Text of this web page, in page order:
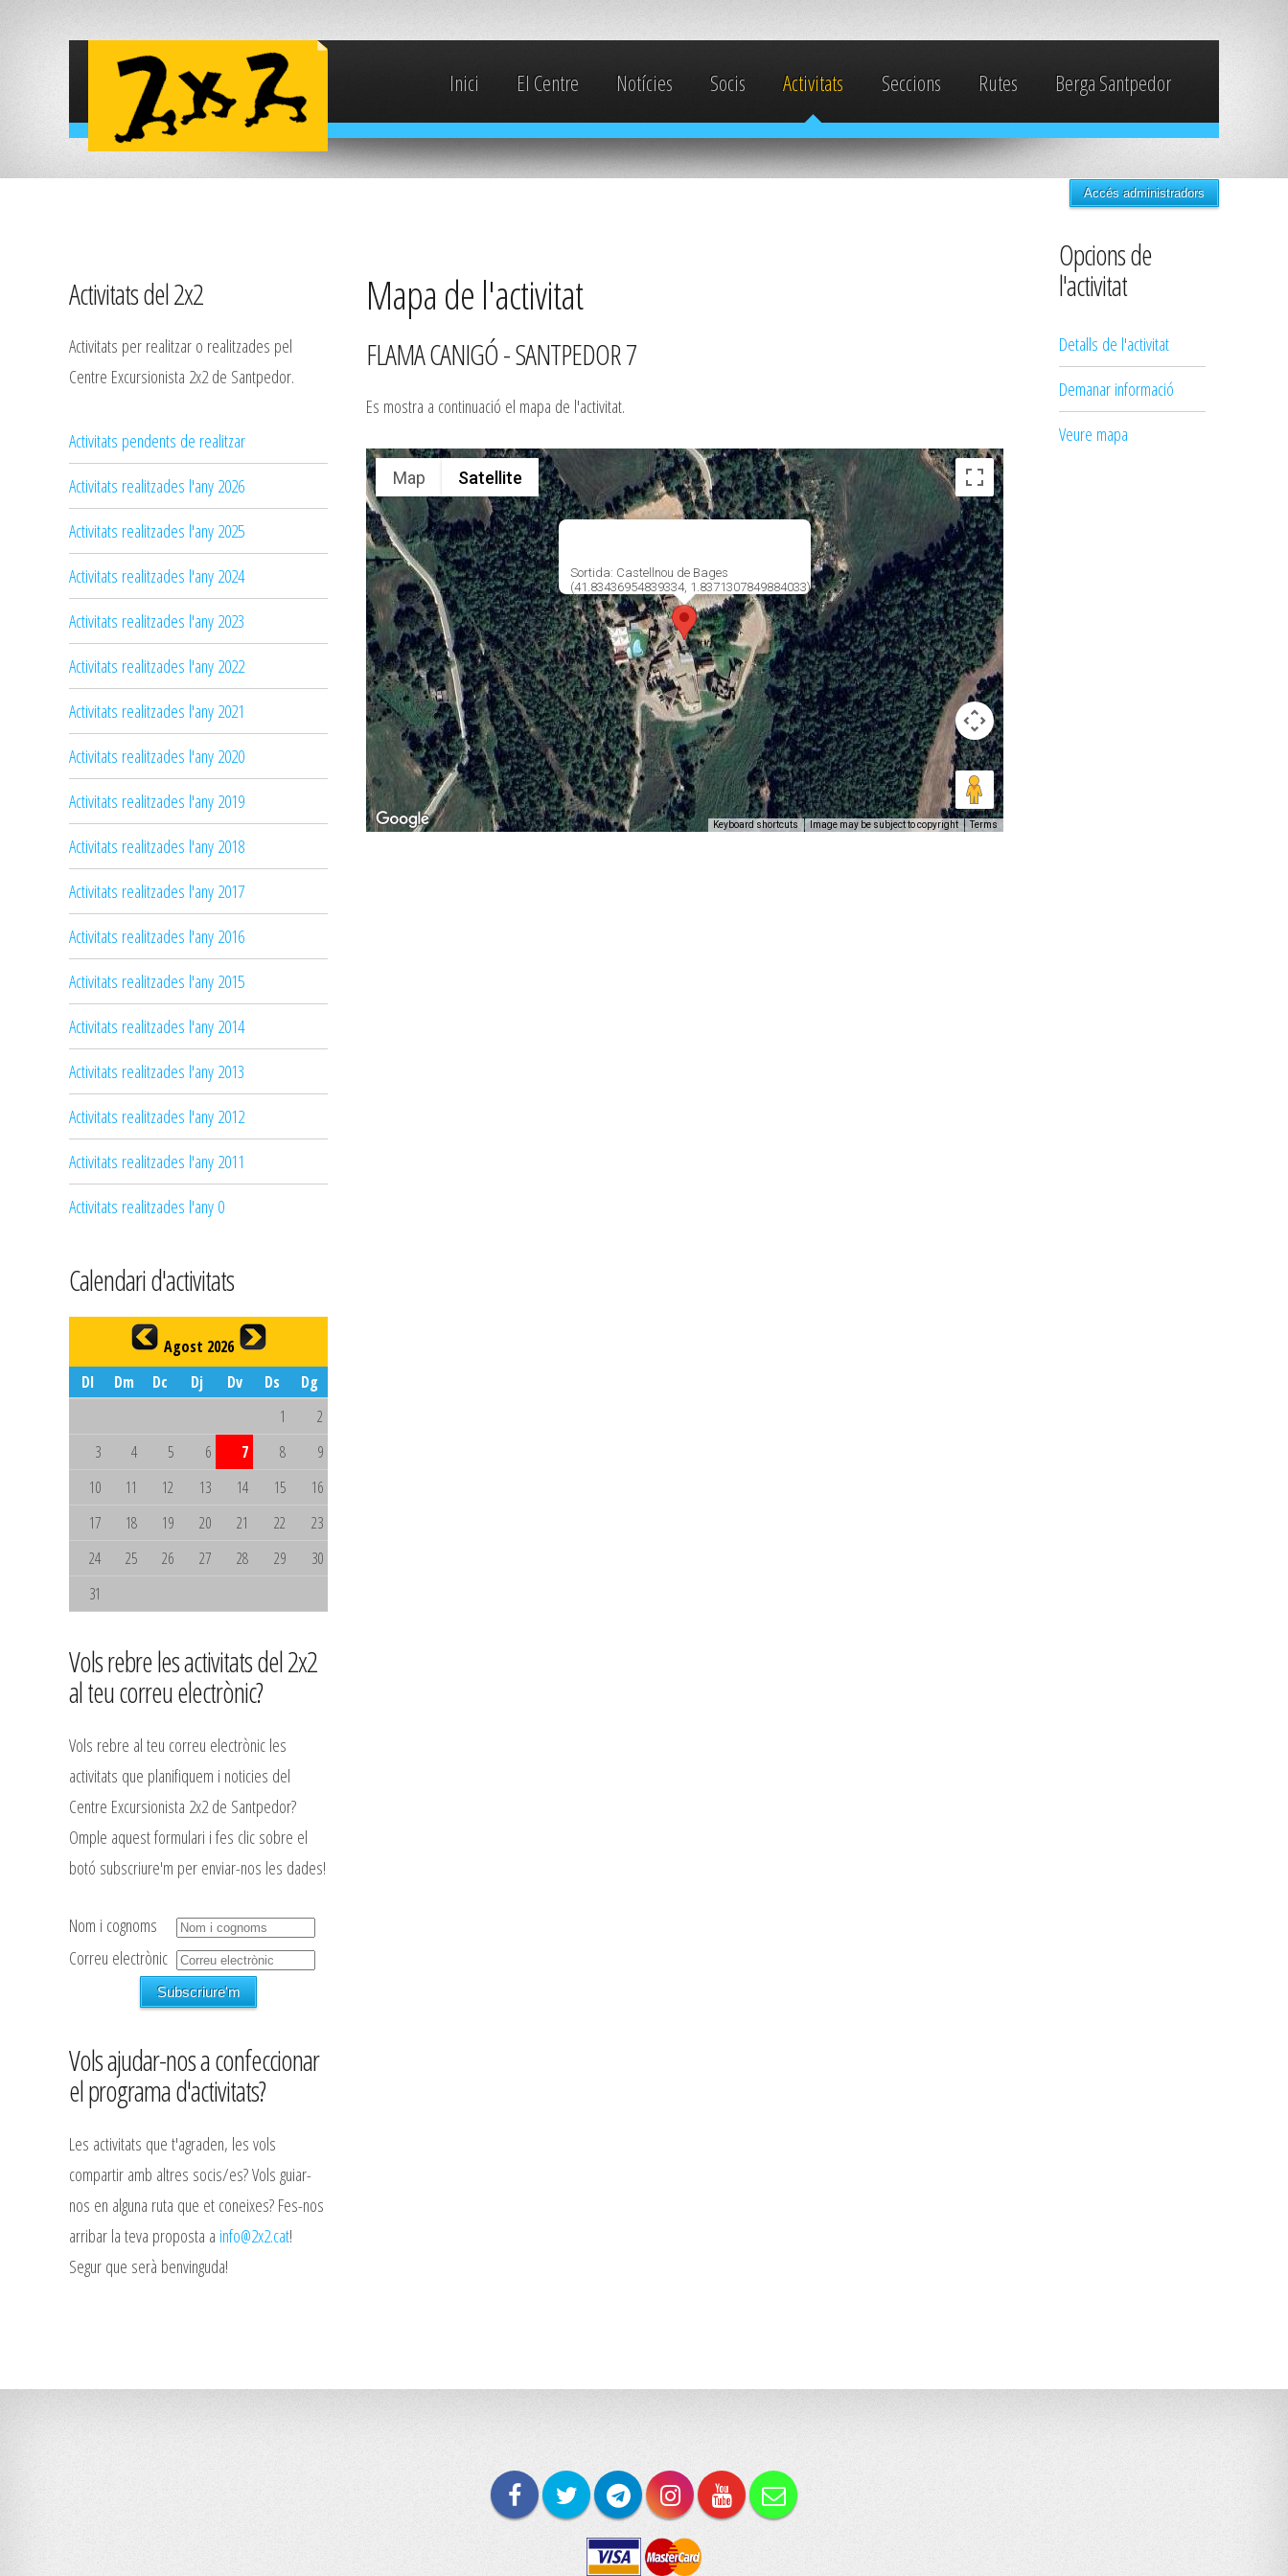
Inici El Centre Notícies Socis Activitats Seccions Rutes Berga Santpedor
Accés administradors
Activitats del 2x2
Activitats per realitzar o realitzades pel
Centre Excursionista 2x2 de Santpedor.
Activitats pendents de realitzar
Activitats realitzades l'any 2026
Activitats realitzades l'any 2025
Activitats realitzades l'any 2024
Activitats realitzades l'any 2023
Activitats realitzades l'any 2022
Activitats realitzades l'any 2021
Activitats realitzades l'any 2020
Activitats realitzades l'any 2019
Activitats realitzades l'any 2018
Activitats realitzades l'any 2017
Activitats realitzades l'any 2016
Activitats realitzades l'any 2015
Activitats realitzades l'any 2014
Activitats realitzades l'any 2013
Activitats realitzades l'any 2012
Activitats realitzades l'any 2011
Activitats realitzades l'any 0
Calendari d'activitats
Agost 2026
Dl
Dm Dc Dj Dv Ds
Dg
1
2
3
4 5 6 7 8
9
10
11 12 13 14 15
16
17
18 19 20 21 22
23
24
25 26 27 28 29
30
31
Vols rebre les activitats del 2x2
al teu correu electrònic?
Vols rebre al teu correu electrònic les
activitats que planifiquem i noticies del
Centre Excursionista 2x2 de Santpedor?
Omple aquest formulari i fes clic sobre el
botó subscriure'm per enviar-nos les dades!
Nom i cognoms
Correu electrònic
Vols ajudar-nos a confeccionar
el programa d'activitats?
Les activitats que t'agraden, les vols
compartir amb altres socis/es? Vols guiar-
nos en alguna ruta que et coneixes? Fes-nos
arribar la teva proposta a info@2x2.cat!
Segur que serà benvinguda!
Mapa de l'activitat
FLAMA CANIGÓ - SANTPEDOR 7
Es mostra a continuació el mapa de l'activitat.
Sortida: Castellnou de Bages
(41.83436954839334, 1.8371307849884033)
Map Satellite
Keyboard shortcuts Image may be subject to copyright Terms
Opcions de
l'activitat
Detalls de l'activitat
Demanar informació
Veure mapa